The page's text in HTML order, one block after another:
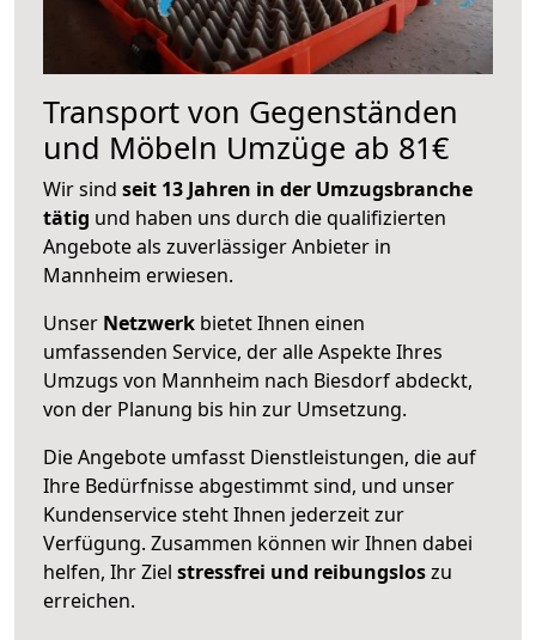
Transport von Gegenständen
und Möbeln Umzüge ab 81€
Wir sind seit 13 Jahren in der Umzugsbranche
tätig und haben uns durch die qualifizierten
Angebote als zuverlässiger Anbieter in
Mannheim erwiesen.
Unser Netzwerk bietet Ihnen einen
umfassenden Service, der alle Aspekte Ihres
Umzugs von Mannheim nach Biesdorf abdeckt,
von der Planung bis hin zur Umsetzung.
Die Angebote umfasst Dienstleistungen, die auf
Ihre Bedürfnisse abgestimmt sind, und unser
Kundenservice steht Ihnen jederzeit zur
Verfügung. Zusammen können wir Ihnen dabei
helfen, Ihr Ziel stressfrei und reibungsloszu
erreichen.